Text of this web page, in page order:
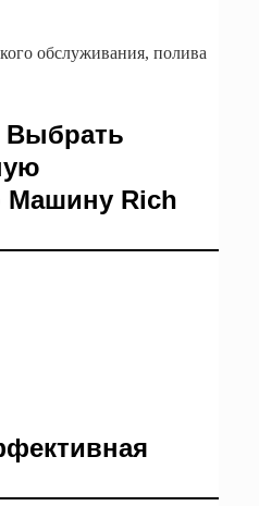
обслуживания, полива
Выбрать
Rich